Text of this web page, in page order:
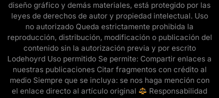
diseño gráfico y demás materiales, está protegido por las
leyes de derechos de autor y propiedad intelectual. Uso
no autorizado Queda estrictamente prohibida la
reproducción, distribución, modificación o publicación del
contenido sin la autorización previa y por escrito
Lodehoyrd Uso permitido Se permite: Compartir enlaces a
nuestras publicaciones Citar fragmentos con crédito al
medio Siempre que se incluya: se nos haga mención con
el enlace directo al artículo original
Responsabilidad